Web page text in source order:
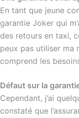
En tant que jeune
garantie Joker qui
des retours en taxi,
peux pas utiliser ma
comprend les
Défaut sur la
Cependant, j’ai
constaté que